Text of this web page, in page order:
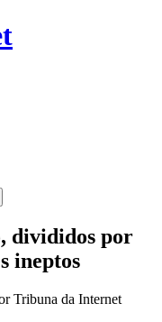
divididos por
ineptos
Tribuna da Internet